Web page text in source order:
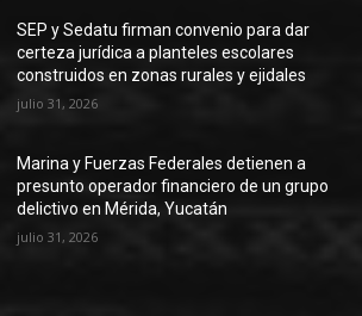
SEP y Sedatu firman convenio para dar
certeza jurídica a planteles escolares
construidos en zonas rurales y ejidales
julio 31, 2026
Marina y Fuerzas Federales detienen a
presunto operador financiero de un grupo
delictivo en Mérida, Yucatán
julio 31, 2026